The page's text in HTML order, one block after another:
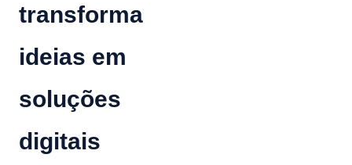
transforma
ideias em
soluções
digitais